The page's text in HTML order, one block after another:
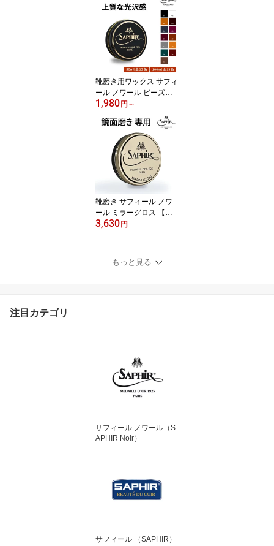
栄養 補色 着色 油性 靴磨
き シューケア 靴 クリー
ム 革靴クリーム 靴磨き
クリーム 黒 黒色 無色 革
靴 色落ち 手入れ メンテ
ナンス クリーム 75ml 全
24色 (1167円/35ml)
靴磨き用ワックス サフィ
ール ノワール ビーズワ
ックス ポリッシュ 50ml /
100ml 送料無料 Saphir N
oir 艶出し 鏡面磨き 鏡面
仕上げ ミラーシャイン
ハイシャイン 革靴 ケア
手入れ 靴磨きワックス
靴 靴用 ワックス
1,980円 ～
靴磨き サフィール ノワ
ール ミラーグロス 【送
料無料】 靴 靴磨き用 ワ
ーケア 靴 革靴 サフィー
ルノワール 鏡面 コード
3,630円
もっと見る
注目カテゴリ
サフィール ノワール（S
APHIR Noir）
サフィール （SAPHIR）